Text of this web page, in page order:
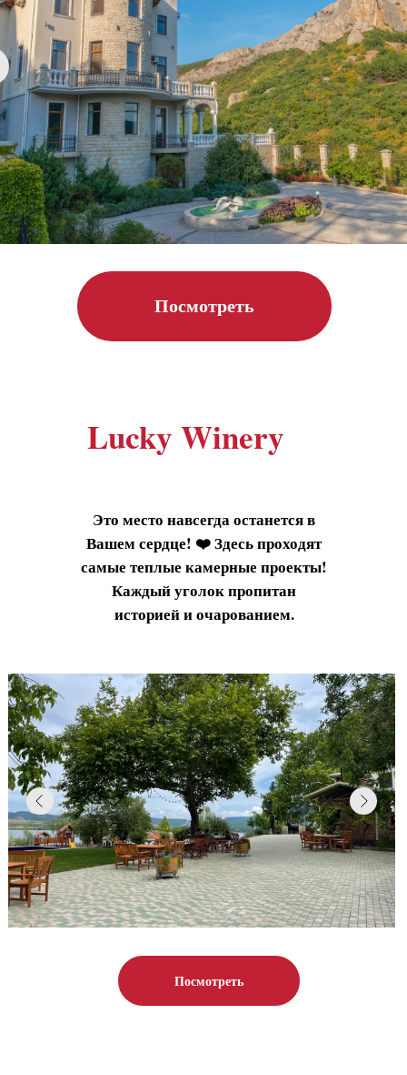
Lucky Winery
Это место навсегда останется в
Вашем сердце! ❤️ Здесь проходят
самые теплые камерные проекты!
Каждый уголок пропитан
историей и очарованием.
Посмотреть